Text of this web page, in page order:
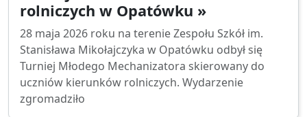
rolniczych w Opatówku »
28 maja 2026 roku na terenie Zespołu Szkół im.
Stanisława Mikołajczyka w Opatówku odbył się
Turniej Młodego Mechanizatora skierowany do
uczniów kierunków rolniczych. Wydarzenie
zgromadziło